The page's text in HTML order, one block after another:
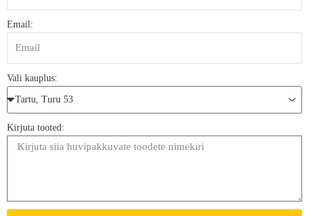
Email:
Vali kauplus:
Kirjuta tooted: